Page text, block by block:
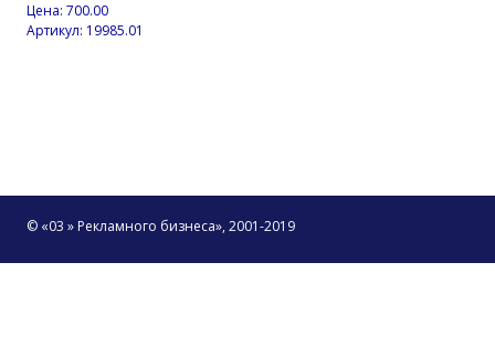
Цена: 700.00
Артикул: 19985.01
© «03 » Рекламного бизнеса», 2001-2019